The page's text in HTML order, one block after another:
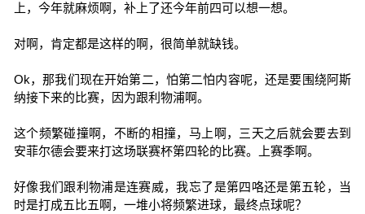
上，今年就麻烦啊，补上了还今年前四可以想一想。
对啊，肯定都是这样的啊，很简单就缺钱。
Ok，那我们现在开始第二，怕第二怕内容呢，还是要围绕阿斯
纳接下来的比赛，因为跟利物浦啊。
这个频繁碰撞啊，不断的相撞，马上啊，三天之后就会要去到
安菲尔德会要来打这场联赛杯第四轮的比赛。上赛季啊。
好像我们跟利物浦是连赛威，我忘了是第四咯还是第五轮，当
时是打成五比五啊，一堆小将频繁进球，最终点球呢？